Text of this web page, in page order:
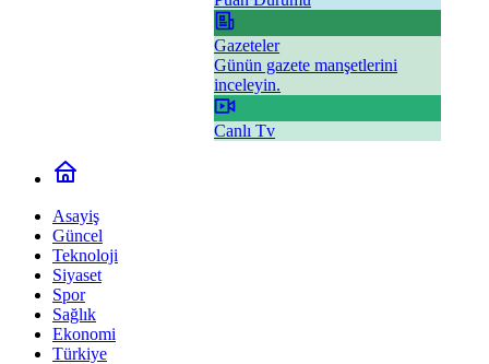
Gazeteler
Günün gazete manşetlerini
inceleyin.
Canlı Tv
Asayiş
Güncel
Teknoloji
Siyaset
Spor
Sağlık
Ekonomi
Türkiye